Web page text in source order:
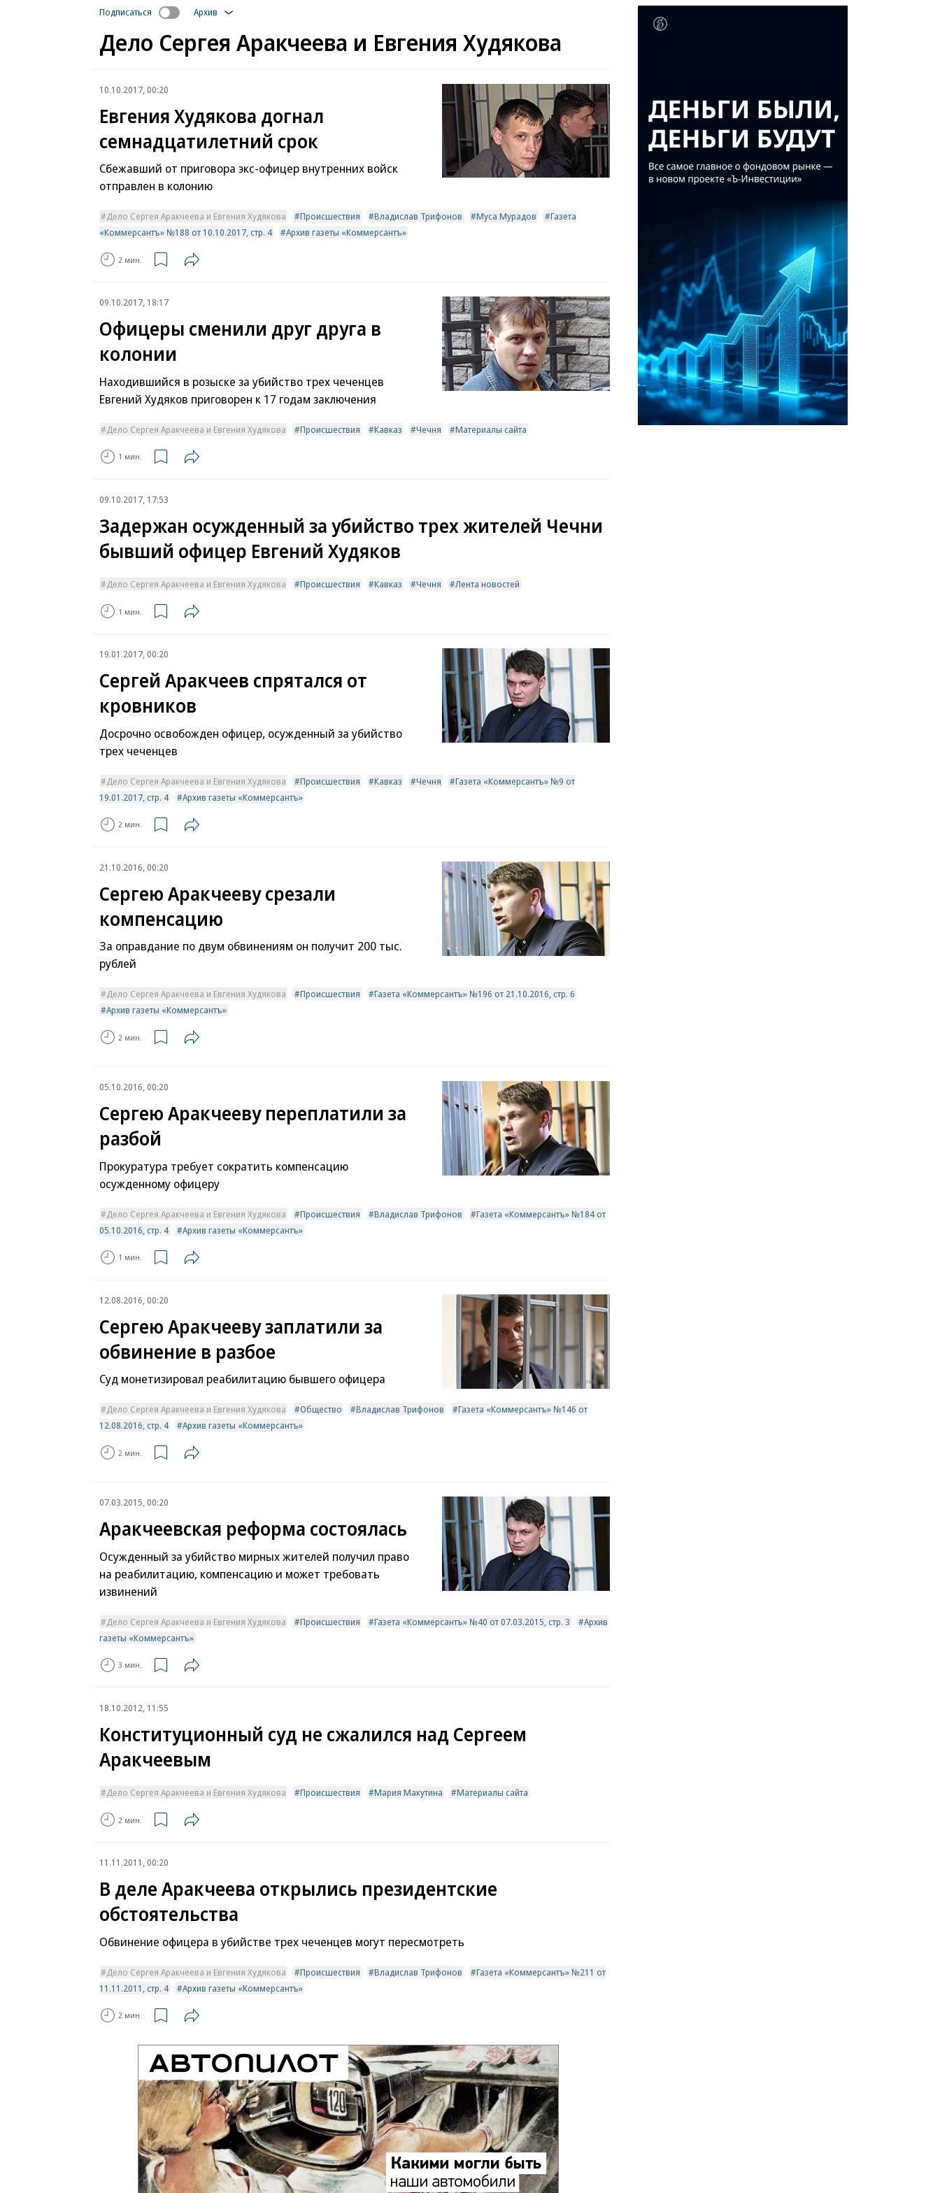
Подписаться Архив
Дело Сергея Аракчеева и Евгения Худякова
10.10.2017, 00:20
Евгения Худякова догнал
семнадцатилетний срок
Сбежавший от приговора экс-офицер внутренних войск
отправлен в колонию
Дело Сергея Аракчеева и Евгения Худякова Происшествия Владислав Трифонов Муса Мурадов
Газета
«Коммерсантъ» №188 от 10.10.2017, стр. 4
Архив газеты «Коммерсантъ»
2 мин.
09.10.2017, 18:17
Офицеры сменили друг друга в
колонии
Находившийся в розыске за убийство трех чеченцев
Евгений Худяков приговорен к 17 годам заключения
Дело Сергея Аракчеева и Евгения Худякова Происшествия Кавказ Чечня Материалы сайта
1 мин.
09.10.2017, 17:53
Задержан осужденный за убийство трех жителей Чечни
бывший офицер Евгений Худяков
Дело Сергея Аракчеева и Евгения Худякова Происшествия Кавказ Чечня Лента новостей
1 мин.
19.01.2017, 00:20
Сергей Аракчеев спрятался от
кровников
Досрочно освобожден офицер, осужденный за убийство
трех чеченцев
Дело Сергея Аракчеева и Евгения Худякова Происшествия Кавказ Чечня
Газета «Коммерсантъ» №9 от
19.01.2017, стр. 4
Архив газеты «Коммерсантъ»
2 мин.
21.10.2016, 00:20
Сергею Аракчееву срезали
компенсацию
За оправдание по двум обвинениям он получит 200 тыс.
рублей
Дело Сергея Аракчеева и Евгения Худякова Происшествия
Газета «Коммерсантъ» №196 от 21.10.2016, стр. 6
Архив газеты «Коммерсантъ»
2 мин.
05.10.2016, 00:20
Сергею Аракчееву переплатили за
разбой
Прокуратура требует сократить компенсацию
осужденному офицеру
Дело Сергея Аракчеева и Евгения Худякова Происшествия Владислав Трифонов
Газета «Коммерсантъ» №184 от
05.10.2016, стр. 4
Архив газеты «Коммерсантъ»
1 мин.
12.08.2016, 00:20
Сергею Аракчееву заплатили за
обвинение в разбое
Суд монетизировал реабилитацию бывшего офицера
Дело Сергея Аракчеева и Евгения Худякова Общество Владислав Трифонов
Газета «Коммерсантъ» №146 от
12.08.2016, стр. 4
Архив газеты «Коммерсантъ»
2 мин.
07.03.2015, 00:20
Аракчеевская реформа состоялась
Осужденный за убийство мирных жителей получил право
на реабилитацию, компенсацию и может требовать
извинений
Дело Сергея Аракчеева и Евгения Худякова Происшествия Газета «Коммерсантъ» №40 от 07.03.2015, стр. 3
Архив
газеты «Коммерсантъ»
3 мин.
18.10.2012, 11:55
Конституционный суд не сжалился над Сергеем
Аракчеевым
Дело Сергея Аракчеева и Евгения Худякова Происшествия Мария Макутина Материалы сайта
2 мин.
11.11.2011, 00:20
В деле Аракчеева открылись президентские
обстоятельства
Обвинение офицера в убийстве трех чеченцев могут пересмотреть
Дело Сергея Аракчеева и Евгения Худякова Происшествия Владислав Трифонов
Газета «Коммерсантъ» №211 от
11.11.2011, стр. 4
Архив газеты «Коммерсантъ»
2 мин.